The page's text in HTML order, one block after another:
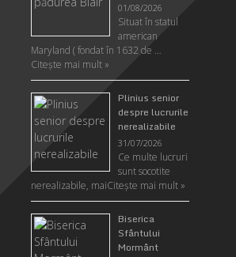
01/08/2026
Situat în statul
american
Maryland ( fondat în 1632 de …
Citeşte mai mult »
Plinius senior
despre lucrurile
nerealizabile
31/07/2026
Ce multe lucruri
sunt socotite
nerealizabile, maiCiteşte mai mult »
Biserica
Sfântului
Mormânt